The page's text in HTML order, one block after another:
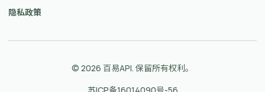
隐私政策
© 2026 百易API. 保留所有权利。